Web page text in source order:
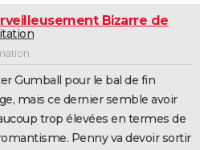
Bizarre de
Gumball pour le bal de fin
mais ce dernier semble avoir
trop élevées en termes de
Penny va devoir sortir